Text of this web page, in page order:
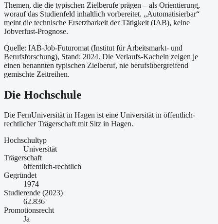
Themen, die die typischen Zielberufe prägen – als Orientierung,
worauf das Studienfeld inhaltlich vorbereitet. „Automatisierbar“
meint die technische Ersetzbarkeit der Tätigkeit (IAB), keine
Jobverlust-Prognose.
Quelle: IAB-Job-Futuromat (Institut für Arbeitsmarkt- und
Berufsforschung), Stand: 2024. Die Verlaufs-Kacheln zeigen je
einen benannten typischen Zielberuf, nie berufsübergreifend
gemischte Zeitreihen.
Die Hochschule
Die FernUniversität in Hagen isteine Universitätin öffentlich-
rechtlicher Trägerschaftmit Sitz in Hagen.
Hochschultyp
Universität
Trägerschaft
öffentlich-rechtlich
Gegründet
1974
Studierende (2023)
62.836
Promotionsrecht
Ja